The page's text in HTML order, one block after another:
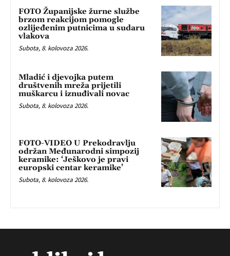
FOTO Županijske žurne službe
brzom reakcijom pomogle
ozlijeđenim putnicima u sudaru
vlakova
Subota, 8. kolovoza 2026.
Mladić i djevojka putem
društvenih mreža prijetili
muškarcu i iznuđivali novac
Subota, 8. kolovoza 2026.
FOTO-VIDEO U Prekodravlju
održan Međunarodni simpozij
keramike: ‘Ješkovo je pravi
europski centar keramike’
Subota, 8. kolovoza 2026.